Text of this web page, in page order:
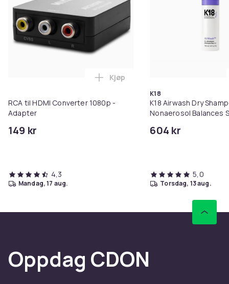
RCA til HDMI Converter 1080p -
Adapter
149 kr
Legg RCA til HDMI Converter
Kjøp
4,3
mandag, 17 aug.
K18
K18 Airwash Dry
Nonaerosol Balances
604 kr
5,0
torsdag, 13 aug.
Oppdag CDON